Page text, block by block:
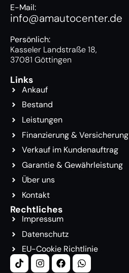
E-Mail:
info@amautocenter.de
Persönlich:
Kasseler Landstraße 18,
37081 Göttingen
Links
Ankauf
Bestand
Leistungen
Finanzierung & Versicherung
Verkauf im Kundenauftrag
Garantie & Gewährleistung
Über uns
Kontakt
Rechtliches
Impressum
Datenschutz
EU-Cookie Richtlinie